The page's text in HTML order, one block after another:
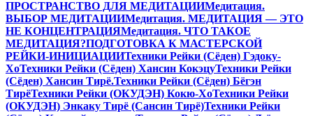
ПРОСТРАНСТВО ДЛЯ МЕДИТАЦИИМедитация.
ВЫБОР МЕДИТАЦИИМедитация. МЕДИТАЦИЯ — ЭТО
НЕ КОНЦЕНТРАЦИЯМедитация. ЧТО ТАКОЕ
МЕДИТАЦИЯ?ПОДГОТОВКА К МАСТЕРСКОЙ
РЕЙКИ-ИНИЦИАЦИИТехники Рейки (Сёден) Гэдоку-
ХоТехники Рейки (Сёден) Хансин КокэцуТехники Рейки
(Сёден) Хансин Тирё.Техники Рейки (Сёден) Бёгэн
ТирёТехники Рейки (ОКУДЭН) Кокю-ХоТехники Рейки
(ОКУДЭН) Энкаку Тирё (Сансин Тирё)Техники Рейки